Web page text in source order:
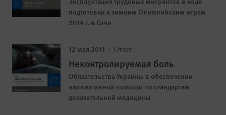
подготовки к зимним Олимпийским играм
2014 г. в Сочи
12 мая 2011 Отчет
Неконтролируемая боль
Обязательства Украины в обеспечении
паллиативной помощи по стандартам
доказательной медицины